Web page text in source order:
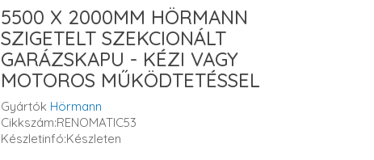
5500 X 2000MM HÖRMANN
SZIGETELT SZEKCIONÁLT
GARÁZSKAPU - KÉZI VAGY
MOTOROS MŰKÖDTETÉSSEL
Gyártók Hörmann
Cikkszám:RENOMATIC53
Készletinfó:Készleten